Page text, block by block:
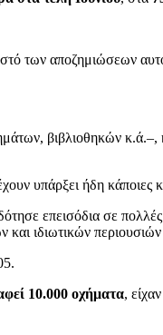
των αποζημιώσεων
βιβλιοθηκών
υπάρξει ήδη κάποιες
επεισόδια σε
ιδιωτικών
10.000 οχήματα, είχαν